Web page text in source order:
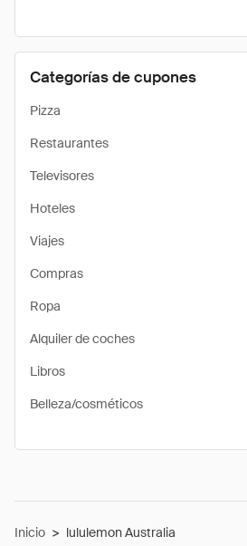
Categorías de cupones
Pizza
Restaurantes
Televisores
Hoteles
Viajes
Compras
Ropa
Alquiler de coches
Libros
Belleza/cosméticos
Inicio > lululemon Australia